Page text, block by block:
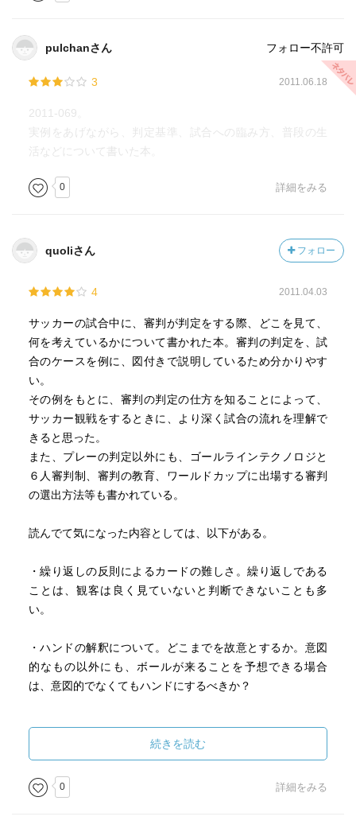
回）が正しく判定されていた。（96.88%）
たか否か判断が難しかったが、そのうち4回は正しく判定さ
れた。正しく判定されなかった1本が、あのイングランドの
ランパードが決勝トーナメント1回戦のドイツ戦で放った幻
ペナルティーエリア内でファウルか否か判断が求められた
のは65回。そのうち15回がファウルで、全て正しくPKと判
定された。ノーファウルと判断された50回のうち45回は正
しかったが、5回はPKと判定すべきだった。
1試合あたりの警告数は3.82、退場数は0.27。※2006年ドイ
大会中の負傷のうち16%がファイルプレーによるもの。
主審の1試合の平均走行距離は、前半5.21km、後半
4.97km、合計10.18km。
副審の1試合の平均走行距離は、前半2.79km、後半
2.68km、合計5.47km。
大会中、審判に対して怪我予防などの為に行ったトリート
メントの回数は265回。※2006年ドイツ大会は199回。
同じく大会中、審判が受けたマッサージの回数は489回。
※2006年ドイツ大会は266回。
その結果、審判の負傷はドイツ大会の14回（試合中6回、練
習中8回）から4回（試合中2回、練習中2回）に減った。
日本人審判で初めてW杯に出たのは丸山義行で1970年メキ
1986年メキシコ大会・1990年イタリア大会の高田静夫。そ
して1998年フランス大会の岡田正義、2002年日韓大会の上
川徹、2006年ドイツ大会の上川徹・廣嶋禎数と続く。
やはりプレーを文字を読んで理解してそのプレー場面を想
白い。次回、同じような著書を出すならDVD付きなどいい
かもと思った。最後の方には、W杯審判に上り詰めるまで
しいみたい。それとレビューは関東近郊開催の試合が多い
pulchanさん フォロー不許可
3 2011.06.18
2011-069。
実例をあげながら、判定基準、試合への臨み方、普段の生
活などについて書いた本。
0 詳細をみる
quoliさん フォロー
4 2011.04.03
サッカーの試合中に、審判が判定をする際、どこを見て、
何を考えているかについて書かれた本。審判の判定を、試
合のケースを例に、図付きで説明しているため分かりやす
い。
その例をもとに、審判の判定の仕方を知ることによって、
サッカー観戦をするときに、より深く試合の流れを理解で
きると思った。
また、プレーの判定以外にも、ゴールラインテクノロジと
６人審判制、審判の教育、ワールドカップに出場する審判
の選出方法等も書かれている。
読んでて気になった内容としては、以下がある。
・繰り返しの反則によるカードの難しさ。繰り返しである
ことは、観客は良く見ていないと判断できないことも多
い。
・ハンドの解釈について。どこまでを故意とするか。意図
的なもの以外にも、ボールが来ることを予想できる場合
は、意図的でなくてもハンドにするべきか？
を判定するのが難しい。特に、カードが絡むと難しくな
る。
・日本と世界の判定基準の違いについて。判定基準の違い
続きを読む
0 詳細をみる